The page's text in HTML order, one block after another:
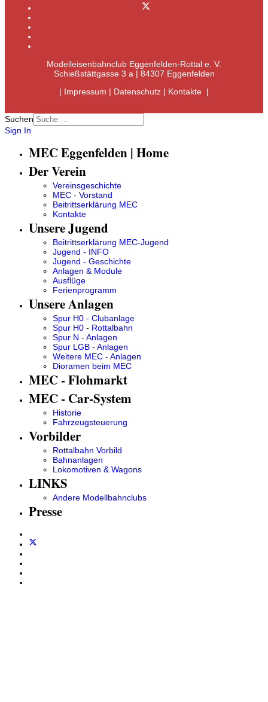
Modelleisenbahnclub Eggenfelden-Rottal e. V.
Schießstättgasse 3 a | 84307 Eggenfelden
| Impressum | Datenschutz | Kontakte |
Suchen
Sign In
MEC Eggenfelden | Home
Der Verein
Vereinsgeschichte
MEC - Vorstand
Beitrittserklärung MEC
Kontakte
Unsere Jugend
Beitrittserklärung MEC-Jugend
Jugend - INFO
Jugend - Geschichte
Anlagen & Module
Ausflüge
Ferienprogramm
Unsere Anlagen
Spur H0 - Clubanlage
Spur H0 - Rottalbahn
Spur N - Anlagen
Spur LGB - Anlagen
Weitere MEC - Anlagen
Dioramen beim MEC
MEC - Flohmarkt
MEC - Car-System
Historie
Fahrzeugsteuerung
Vorbilder
Rottalbahn Vorbild
Bahnanlagen
Lokomotiven & Wagons
LINKS
Andere Modellbahnclubs
Presse